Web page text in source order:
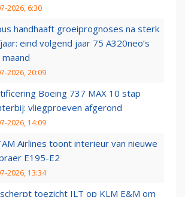
2026, 6:30
handhaaft groeiprognoses na sterk
eind volgend jaar 75 A320neo’s
2026, 20:09
Boeing 737 MAX 10 stap
vliegproeven afgerond
2026, 14:09
Airlines toont interieur van nieuwe
E195-E2
2026, 13:34
toezicht ILT op KLM E&M om